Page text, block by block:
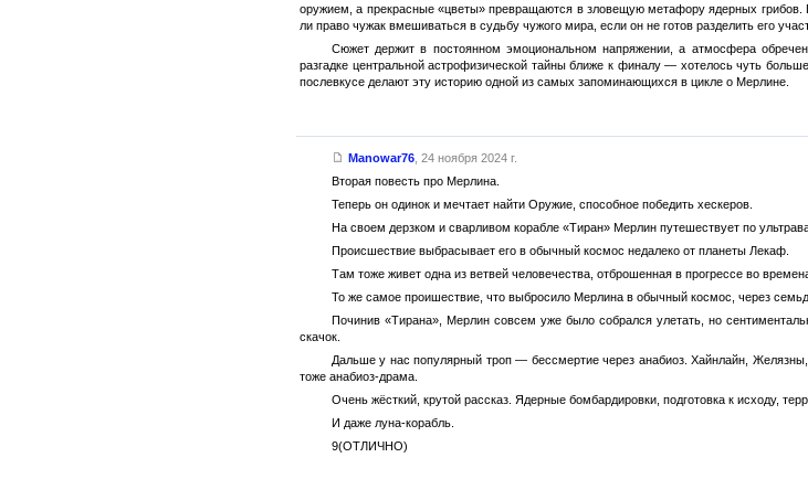
оружием, а прекрасные «цветы» превращаются в зловещую метафору ядерных
ли право чужак вмешиваться в судьбу чужого мира, если он не готов разделить его
Сюжет держит в постоянном эмоциональном напряжении, а атмосфера
разгадке центральной астрофизической тайны ближе к финалу — хотелось чуть
послевкусе делают эту историю одной из самых запоминающихся в цикле о Мерлине.
Manowar76, 24 ноября 2024 г.
Вторая повесть про Мерлина.
Теперь он одинок и мечтает найти Оружие, способное победить хескеров.
На своем дерзком и сварливом корабле «Тиран» Мерлин путешествует по
Происшествие выбрасывает его в обычный космос недалеко от планеты Лекаф.
Там тоже живет одна из ветвей человечества, отброшенная в прогрессе во
То же самое проишествие, что выбросило Мерлина в обычный космос, через
Починив «Тирана», Мерлин совсем уже было собрался улетать, но
скачок.
Дальше у нас популярный троп — бессмертие через анабиоз. Хайнлайн,
тоже анабиоз-драма.
Очень жёсткий, крутой рассказ. Ядерные бомбардировки, подготовка к исходу,
И даже луна-корабль.
9(ОТЛИЧНО)